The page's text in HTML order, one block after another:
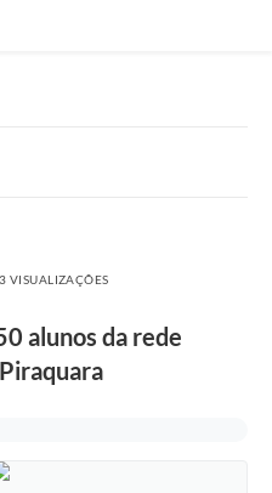
VISUALIZAÇÕES
alunos da rede